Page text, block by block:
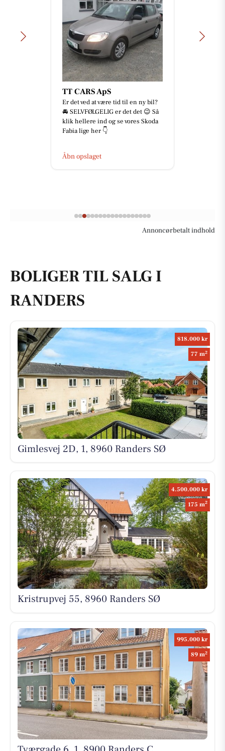
TT CARS ApS
Er det ved at være tid til en ny bil?
🚘 SELVFØLGELIG er det det 😉 Så
klik hellere ind og se vores Skoda
Fabia lige her 👇
Åbn opslaget
Annoncørbetalt indhold
BOLIGER TIL SALG I
RANDERS
818.000 kr
77 m2
Gimlesvej 2D, 1, 8960 Randers SØ
4.500.000 kr
175 m2
Kristrupvej 55, 8960 Randers SØ
995.000 kr
89 m2